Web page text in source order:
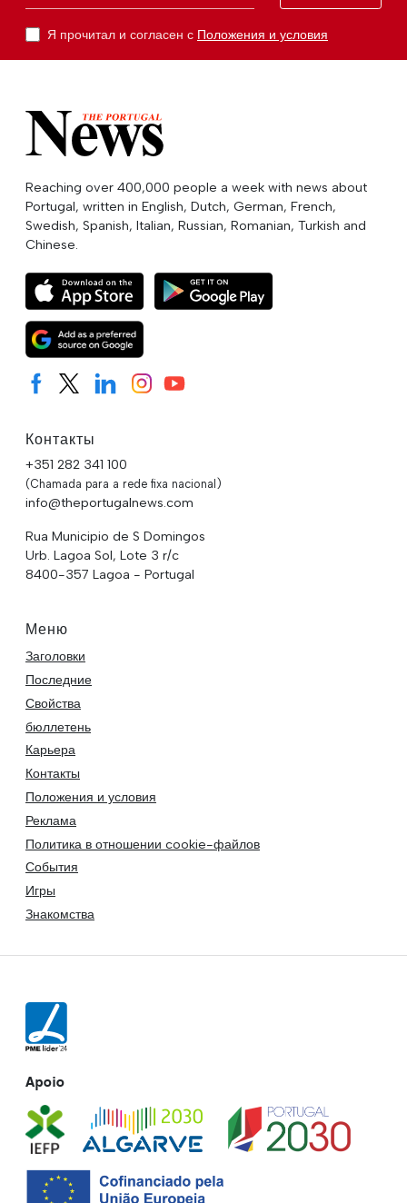
Я прочитал и согласен с Положения и условия
Reaching over 400,000 people a week with news about
Portugal, written in English, Dutch, German, French,
Swedish, Spanish, Italian, Russian, Romanian, Turkish and
Chinese.
Контакты
+351 282 341 100
(Chamada para a rede fixa nacional)
info@theportugalnews.com
Rua Municipio de S Domingos
Urb. Lagoa Sol, Lote 3 r/c
8400-357 Lagoa - Portugal
Меню
Заголовки
Последние
Свойства
бюллетень
Карьера
Контакты
Положения и условия
Реклама
Политика в отношении cookie-файлов
События
Игры
Знакомства
Apoio